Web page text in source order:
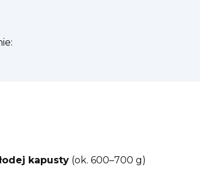
kapusty (ok. 600–700 g)